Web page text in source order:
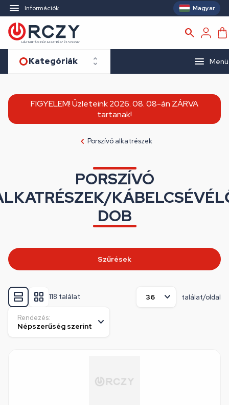
Információk Magyar
Kategóriák Menü
FIGYELEM! Üzleteink 2026. 08. 08-án ZÁRVA
tartanak!
Porszívó alkatrészek
PORSZÍVÓ
DOB
118 találat találat/oldal
Rendezés:
Szűrések